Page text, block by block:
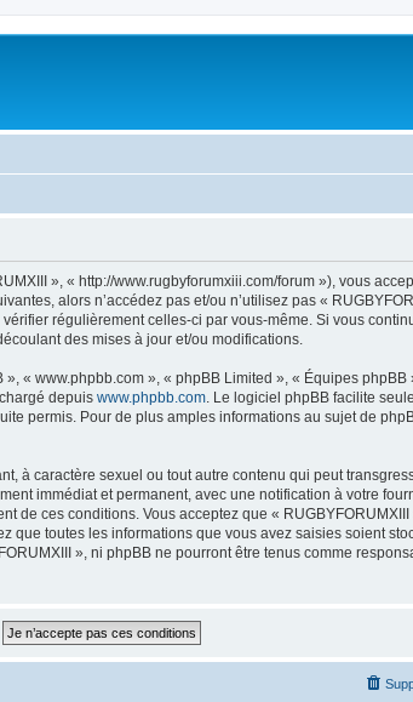
», « http://www.rugbyforumxiii.com/forum »), vous
alors n’accédez pas et/ou n’utilisez pas «
régulièrement celles-ci par vous-même. Si vous
des mises à jour et/ou modifications.
« www.phpbb.com », « phpBB Limited », « Équipes
depuis www.phpbb.com . Le logiciel phpBB facilite
permis. Pour de plus amples informations au sujet de
à caractère sexuel ou tout autre contenu qui peut
immédiat et permanent, avec une notification à votre
ces conditions. Vous acceptez que «
toutes les informations que vous avez saisies soient
», ni phpBB ne pourront être tenus comme